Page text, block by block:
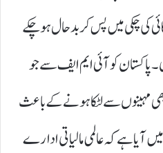
کی چکی میں پس کر بد حال ہو چکے
پاکستان کو آئی ایم ایف سے جو
مہینوں سے لٹکا ہونے کے باعث
آیا ہے کہ عالمی مالیاتی ادارے